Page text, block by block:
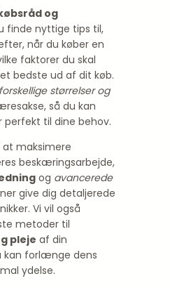
og
finde nyttige tips til,
når du køber en
faktorer du skal
bedste ud af dit køb.
forskellige størrelser og
så du kan
perfekt til dine behov.
at maksimere
beskæringsarbejde,
og avancerede
give dig detaljerede
Vi vil også
metoder til
pleje af din
kan forlænge dens
ydelse.